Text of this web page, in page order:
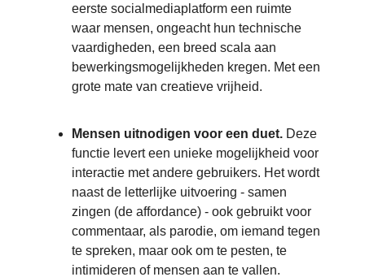
eerste socialmediaplatform een ruimte
waar mensen, ongeacht hun technische
vaardigheden, een breed scala aan
bewerkingsmogelijkheden kregen. Met een
grote mate van creatieve vrijheid.
Mensen uitnodigen voor een duet. Deze
functie levert een unieke mogelijkheid voor
interactie met andere gebruikers. Het wordt
naast de letterlijke uitvoering - samen
zingen (de affordance) - ook gebruikt voor
commentaar, als parodie, om iemand tegen
te spreken, maar ook om te pesten, te
intimideren of mensen aan te vallen.